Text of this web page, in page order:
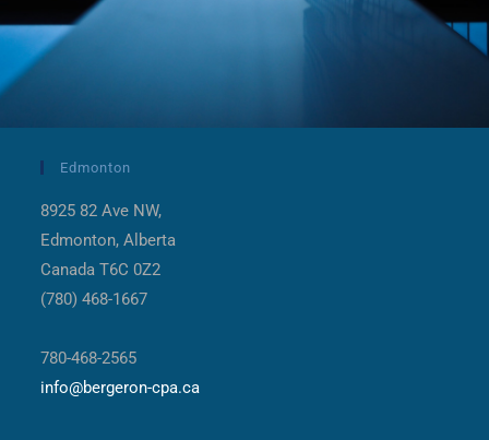
Edmonton
8925 82 Ave NW,
Edmonton, Alberta
Canada T6C 0Z2
(780) 468-1667
780-468-2565
info@bergeron-cpa.ca